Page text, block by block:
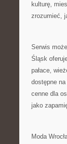
kulturę,
zrozumieć,
Serwis
Śląsk
pałace,
dostępne
cenne dla
jako
Moda